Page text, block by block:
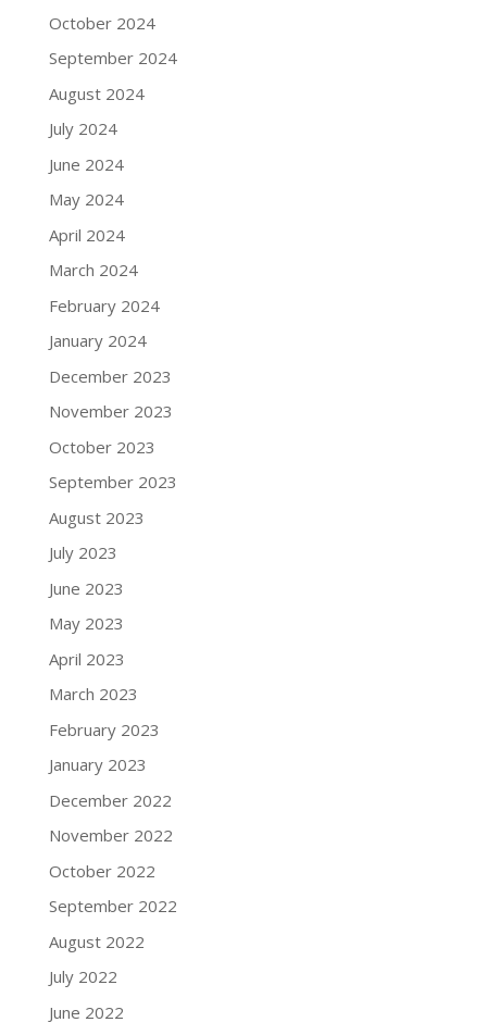
October 2024
September 2024
August 2024
July 2024
June 2024
May 2024
April 2024
March 2024
February 2024
January 2024
December 2023
November 2023
October 2023
September 2023
August 2023
July 2023
June 2023
May 2023
April 2023
March 2023
February 2023
January 2023
December 2022
November 2022
October 2022
September 2022
August 2022
July 2022
June 2022